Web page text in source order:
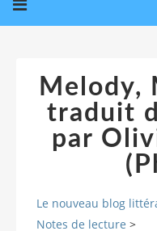
Melody,
traduit
par
Le nouveau blog
Notes de lecture >